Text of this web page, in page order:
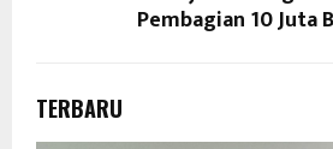
Pembagian 10 Juta
TERBARU